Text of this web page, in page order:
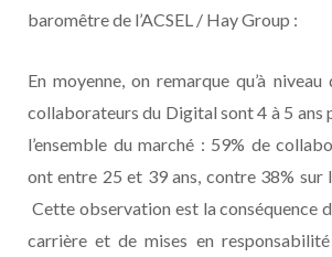
baromêtre de l’ACSEL / Hay Group :
En moyenne, on remarque qu’à
collaborateurs du Digital sont 4 à 5 ans
l’ensemble du marché : 59% de
ont entre 25 et 39 ans, contre 38% sur
Cette observation est la conséquence
carrière et de mises en